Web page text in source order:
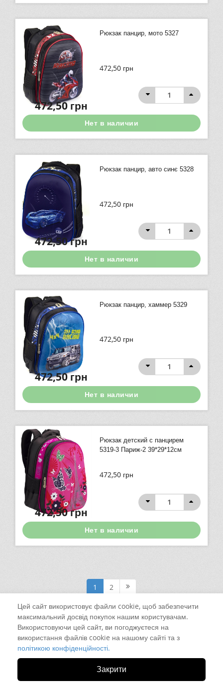
Рюкзак панцир, мото 5327
472,50 грн
472,50грн
Нет в наличии
Рюкзак панцир, авто синє 5328
472,50 грн
472,50грн
Нет в наличии
Рюкзак панцир, хаммер 5329
472,50 грн
472,50грн
Нет в наличии
Рюкзак детский с панцирем
5319-3 Париж-2 39*29*12см
472,50 грн
472,50грн
Нет в наличии
1
2
Цей сайт використовує файли cookie, щоб забезпечити
максимальний досвід покупок нашим користувачам.
Використовуючи цей сайт, ви погоджуєтеся на
використання файлів cookie на нашому сайті та з
політикою конфіденційності.
Закрити